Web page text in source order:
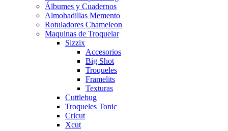
Álbumes y Cuadernos
Almohadillas Memento
Rotuladores Chameleon
Maquinas de Troquelar
Sizzix
Accesorios
Big Shot
Troqueles
Framelits
Texturas
Cuttlebug
Troqueles Tonic
Cricut
Xcut